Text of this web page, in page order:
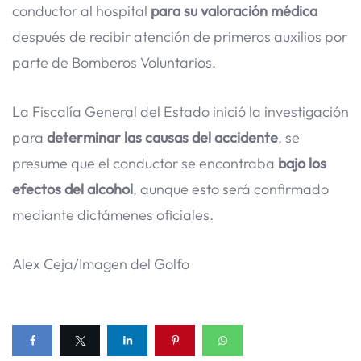
conductor al hospital para su valoración médica
después de recibir atención de primeros auxilios por
parte de Bomberos Voluntarios.
La Fiscalía General del Estado inició la investigación
para determinar las causas del accidente, se
presume que el conductor se encontraba bajo los
efectos del alcohol, aunque esto será confirmado
mediante dictámenes oficiales.
Alex Ceja/Imagen del Golfo